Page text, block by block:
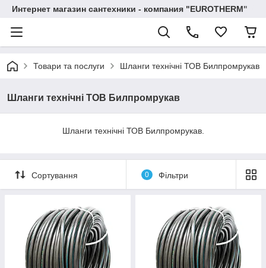
Интернет магазин сантехники - компания "EUROTHERM"
Товари та послуги Шланги технічні ТОВ Билпромрукав
Шланги технічні ТОВ Билпромрукав
Шланги технічні ТОВ Билпромрукав.
Сортування 0 Фільтри